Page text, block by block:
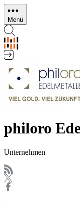
Direkt
zum
Inhalt
Menü
philoro
Unternehmen